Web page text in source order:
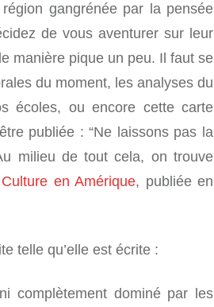
gangrénée par la pensée
de vous aventurer sur leur
manière pique un peu. Il faut se
du moment, les analyses du
écoles, ou encore cette carte
publiée : “Ne laissons pas la
milieu de tout cela, on trouve
en Amérique, publiée en
telle qu’elle est écrite :
complètement dominé par les